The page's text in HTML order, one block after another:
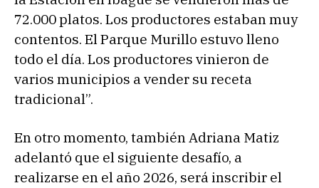
72.000 platos. Los productores estaban muy
contentos. El Parque Murillo estuvo lleno
todo el día. Los productores vinieron de
varios municipios a vender su receta
tradicional”.
En otro momento, también Adriana Matiz
adelantó que el siguiente desafío, a
realizarse en el año 2026, será inscribir el